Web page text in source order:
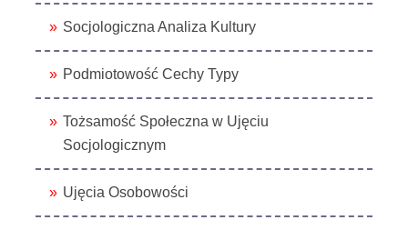
Socjologiczna Analiza Kultury
Podmiotowość Cechy Typy
Tożsamość Społeczna w Ujęciu
Socjologicznym
Ujęcia Osobowości